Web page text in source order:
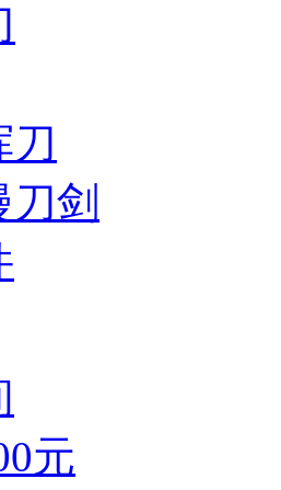
刀
剑
元